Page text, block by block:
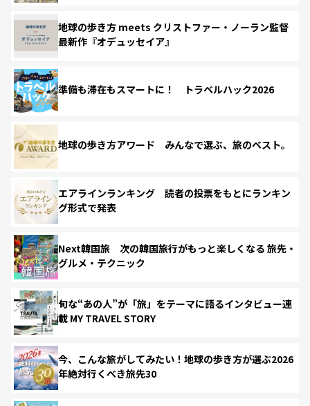
地球の歩き方 meets クリストファー・ノーラン監督
最新作『オデュッセイア』
準備も滞在もスマートに！ トラベルハック2026
地球の歩き方アワード みんなで選ぶ、旅のベスト。
エアラインランキング 読者の投票をもとにランキン
グ形式で発表
Next韓国旅 次の韓国旅行がもっと楽しくなる 旅先・
グルメ・テクニック
旬な“あの人”が「旅」をテーマに語るインタビュー連
載 MY TRAVEL STORY
今、こんな旅がしてみたい！地球の歩き方が選ぶ2026
年絶対行くべき旅先30